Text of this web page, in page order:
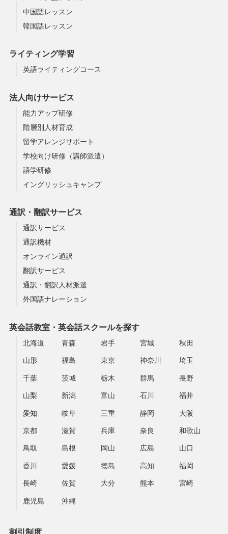
中国語レッスン
韓国語レッスン
ライティング学習
英語ライティングコース
法人向けサービス
能力アップ研修
階層別人材育成
留学アレンジサポート
学校向け研修（講師派遣）
語学研修
イングリッシュキャンプ
通訳・翻訳サービス
通訳サービス
通訳機材
オンライン通訳
翻訳サービス
通訳・翻訳人材派遣
外国語ナレーション
英会話教室・英会話スクールを探す
北海道 青森 岩手 宮城 秋田
山形 福島 東京 神奈川 埼玉
千葉 茨城 栃木 群馬 長野
山梨 新潟 富山 石川 福井
愛知 岐阜 三重 静岡 大阪
京都 滋賀 兵庫 奈良 和歌山
鳥取 島根 岡山 広島 山口
香川 愛媛 徳島 高知 福岡
長崎 佐賀 大分 熊本 宮崎
鹿児島 沖縄
割引制度